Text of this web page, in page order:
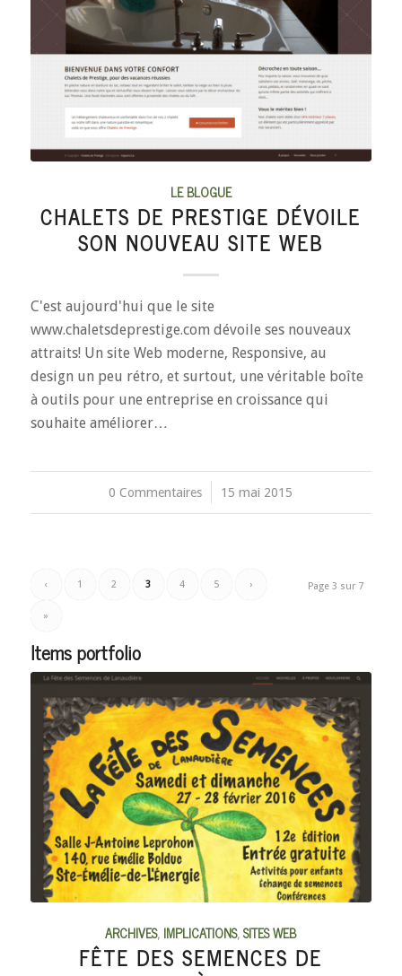
LE BLOGUE
CHALETS DE PRESTIGE DÉVOILE
SON NOUVEAU SITE WEB
C'est aujourd'hui que le site
www.chaletsdeprestige.com dévoile ses nouveaux
attraits! Un site Web moderne, Responsive, au
design un peu rétro, et surtout, une véritable boîte
à outils pour une entreprise en croissance qui
souhaite améliorer…
0 Commentaires
/ 15 mai 2015
Page 3 sur 7
‹ 1 2 3 4 5 ›
»
Items portfolio
ARCHIVES, IMPLICATIONS,SITES WEB
FÊTE DES SEMENCES DE